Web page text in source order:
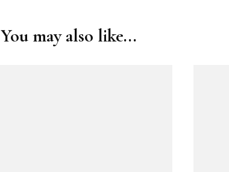
You may also like...